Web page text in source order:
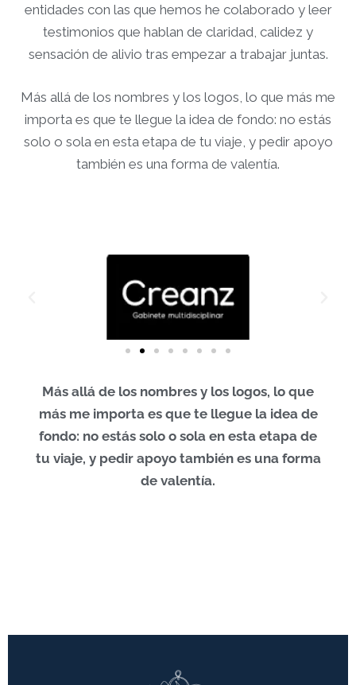
entidades con las que hemos he colaborado y leer
testimonios que hablan de claridad, calidez y
sensación de alivio tras empezar a trabajar juntas.​​
Más allá de los nombres y los logos, lo que más me
importa es que te llegue la idea de fondo: no estás
solo o sola en esta etapa de tu viaje, y pedir apoyo
también es una forma de valentía.​
Más allá de los nombres y los logos, lo que
más me importa es que te llegue la idea de
fondo: no estás solo o sola en esta etapa de
tu viaje, y pedir apoyo también es una forma
de valentía.​